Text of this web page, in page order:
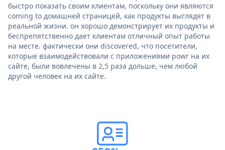
быстро показать своим клиентам, поскольку они являются
coming to домашней страницей, как продукты выглядят в
реальной жизни. он хорошо демонстрирует их продукты и
беспрепятственно дает клиентам отличный опыт работы
на месте. фактически они discovered, что посетители,
которые взаимодействовали с приложениями powr на их
сайте, были вовлечены в 2,5 раза дольше, чем любой
другой человек на их сайте.